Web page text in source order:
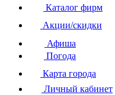
Каталог фирм
Акции/скидки
Афиша
Погода
Карта города
Личный кабинет